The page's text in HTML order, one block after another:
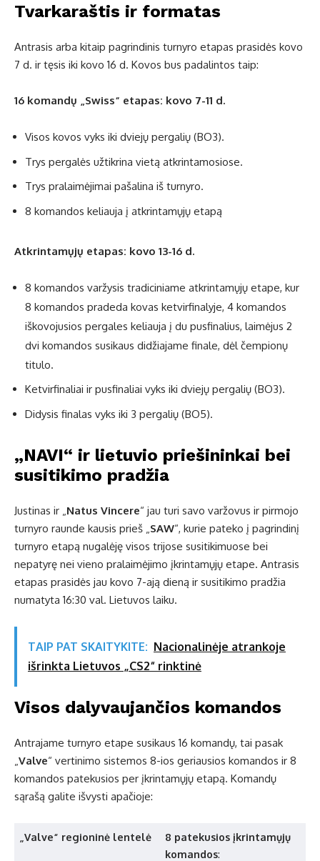
Tvarkaraštis ir formatas
Antrasis arba kitaip pagrindinis turnyro etapas prasidės kovo
7 d. ir tęsis iki kovo 16 d. Kovos bus padalintos taip:
16 komandų „Swiss“ etapas: kovo 7-11 d.
Visos kovos vyks iki dviejų pergalių (BO3).
Trys pergalės užtikrina vietą atkrintamosiose.
Trys pralaimėjimai pašalina iš turnyro.
8 komandos keliauja į atkrintamųjų etapą
Atkrintamųjų etapas: kovo 13-16 d.
8 komandos varžysis tradiciniame atkrintamųjų etape, kur
8 komandos pradeda kovas ketvirfinalyje, 4 komandos
iškovojusios pergales keliauja į du pusfinalius, laimėjus 2
dvi komandos susikaus didžiajame finale, dėl čempionų
titulo.
Ketvirfinaliai ir pusfinaliai vyks iki dviejų pergalių (BO3).
Didysis finalas vyks iki 3 pergalių (BO5).
„NAVI“ ir lietuvio priešininkai bei
susitikimo pradžia
Justinas ir „ Natus Vincere“ jau turi savo varžovus ir pirmojo
turnyro raunde kausis prieš „ SAW“, kurie pateko į pagrindinį
turnyro etapą nugalėję visos trijose susitikimuose bei
nepatyrę nei vieno pralaimėjimo įkrintamųjų etape. Antrasis
etapas prasidės jau kovo 7-ają dieną ir susitikimo pradžia
numatyta 16:30 val. Lietuvos laiku.
TAIP PAT SKAITYKITE: Nacionalinėje atrankoje
išrinkta Lietuvos „CS2“ rinktinė
Visos dalyvaujančios komandos
Antrajame turnyro etape susikaus 16 komandų, tai pasak
Valve“ vertinimo sistemos 8-ios geriausios komandos ir 8
komandos patekusios per įkrintamųjų etapą. Komandų
sąrašą galite išvysti apačioje:
„Valve“ regioninė lentelė
8 patekusios įkrintamųjų
komandos: